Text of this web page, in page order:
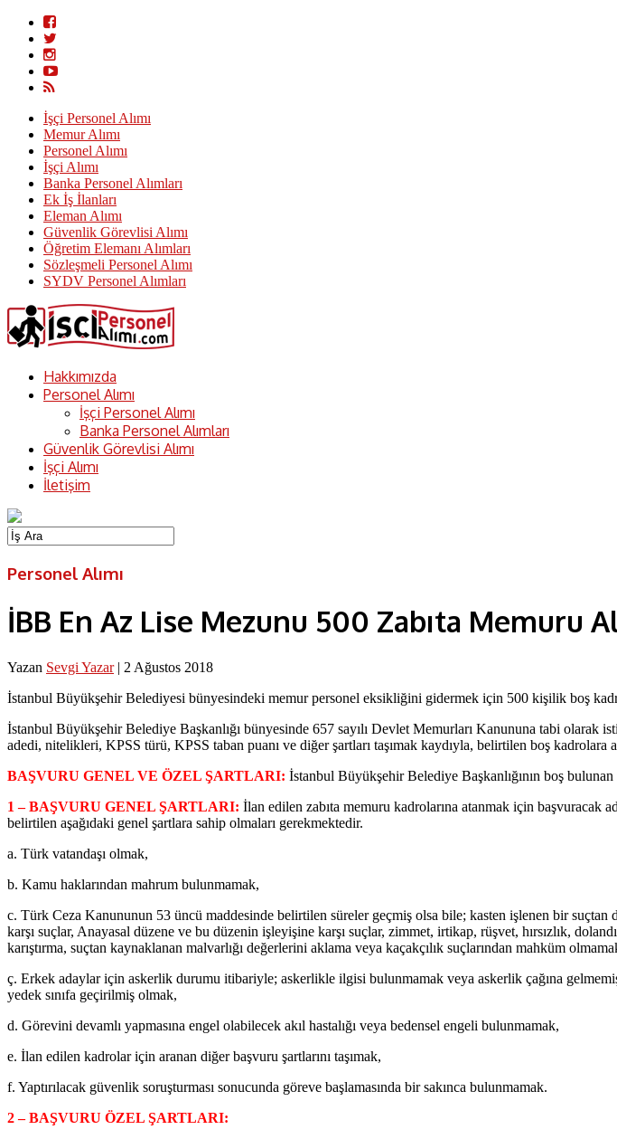
İşçi Personel Alımı
Memur Alımı
Personel Alımı
İşçi Alımı
Banka Personel Alımları
Ek İş İlanları
Eleman Alımı
Güvenlik Görevlisi Alımı
Öğretim Elemanı Alımları
Sözleşmeli Personel Alımı
SYDV Personel Alımları
Hakkımızda
Personel Alımı
İşçi Personel Alımı
Banka Personel Alımları
Güvenlik Görevlisi Alımı
İşçi Alımı
İletişim
Personel Alımı
İBB En Az Lise Mezunu 500 Zabıta Memuru
Yazan Sevgi Yazar| 2 Ağustos 2018
İstanbul Büyükşehir Belediyesi bünyesindeki memur personel eksikliğini gidermek için 500 kişilik boş
İstanbul Büyükşehir Belediye Başkanlığı bünyesinde 657 sayılı Devlet Memurları Kanununa tabi olarak
adedi, nitelikleri, KPSS türü, KPSS taban puanı ve diğer şartları taşımak kaydıyla, belirtilen boş kadrolara
BAŞVURU GENEL VE ÖZEL ŞARTLARI: İstanbul Büyükşehir Belediye Başkanlığının boş
1 – BAŞVURU GENEL ŞARTLARI: İlan edilen zabıta memuru kadrolarına atanmak için başvuracak
belirtilen aşağıdaki genel şartlara sahip olmaları gerekmektedir.
a. Türk vatandaşı olmak,
b. Kamu haklarından mahrum bulunmamak,
c. Türk Ceza Kanununun 53 üncü maddesinde belirtilen süreler geçmiş olsa bile; kasten işlenen bir
karşı suçlar, Anayasal düzene ve bu düzenin işleyişine karşı suçlar, zimmet, irtikap, rüşvet, hırsızlık,
karıştırma, suçtan kaynaklanan malvarlığı değerlerini aklama veya kaçakçılık suçlarından mahküm
ç. Erkek adaylar için askerlik durumu itibariyle; askerlikle ilgisi bulunmamak veya askerlik çağına
yedek sınıfa geçirilmiş olmak,
d. Görevini devamlı yapmasına engel olabilecek akıl hastalığı veya bedensel engeli bulunmamak,
e. İlan edilen kadrolar için aranan diğer başvuru şartlarını taşımak,
f. Yaptırılacak güvenlik soruşturması sonucunda göreve başlamasında bir sakınca bulunmamak.
2 – BAŞVURU ÖZEL ŞARTLARI: